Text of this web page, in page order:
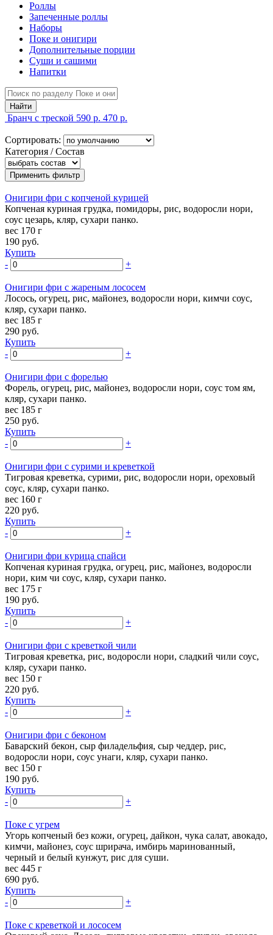
Роллы
Запеченные роллы
Наборы
Поке и онигири
Дополнительные порции
Суши и сашими
Напитки
Бранч с треской 590 р. 470 р.
Сортировать:
Категория / Состав
Онигири фри с копченой курицей
Копченая куриная грудка, помидоры, рис, водоросли нори,
соус цезарь, кляр, сухари панко.
вес 170 г
190 руб.
Купить
-
+
Онигири фри с жареным лососем
Лосось, огурец, рис, майонез, водоросли нори, кимчи соус,
кляр, сухари панко.
вес 185 г
290 руб.
Купить
-
+
Онигири фри с форелью
Форель, огурец, рис, майонез, водоросли нори, соус том ям,
кляр, сухари панко.
вес 185 г
250 руб.
Купить
-
+
Онигири фри с сурими и креветкой
Тигровая креветка, сурими, рис, водоросли нори, ореховый
соус, кляр, сухари панко.
вес 160 г
220 руб.
Купить
-
+
Онигири фри курица спайси
Копченая куриная грудка, огурец, рис, майонез, водоросли
нори, ким чи соус, кляр, сухари панко.
вес 175 г
190 руб.
Купить
-
+
Онигири фри с креветкой чили
Тигровая креветка, рис, водоросли нори, сладкий чили соус,
кляр, сухари панко.
вес 150 г
220 руб.
Купить
-
+
Онигири фри с беконом
Баварский бекон, сыр филадельфия, сыр чеддер, рис,
водоросли нори, соус унаги, кляр, сухари панко.
вес 150 г
190 руб.
Купить
-
+
Поке с угрем
Угорь копченый без кожи, огурец, дайкон, чука салат, авокадо,
кимчи, майонез, соус шрирача, имбирь маринованный,
черный и белый кунжут, рис для суши.
вес 445 г
690 руб.
Купить
-
+
Поке с креветкой и лососем